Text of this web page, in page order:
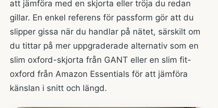
att jämföra med en skjorta eller tröja du redan
gillar. En enkel referens för passform gör att du
slipper gissa när du handlar på nätet, särskilt om
du tittar på mer uppgraderade alternativ som en
slim oxford-skjorta från GANT eller en slim fit-
oxford från Amazon Essentials för att jämföra
känslan i snitt och längd.